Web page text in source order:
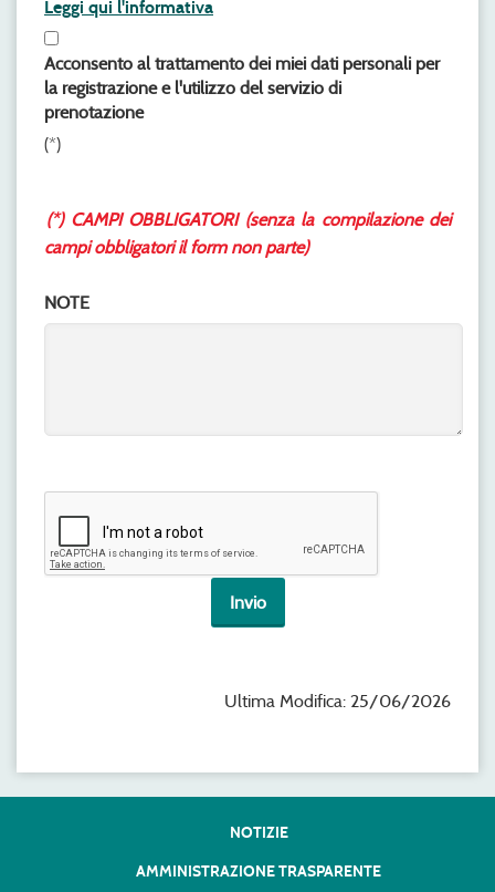
Leggi qui l'informativa
Acconsento al trattamento dei miei dati personali per
la registrazione e l'utilizzo del servizio di
prenotazione
(*)
(*) CAMPI OBBLIGATORI (senza la compilazione dei
campi obbligatori il form non parte)
NOTE
Ultima Modifica: 25/06/2026
NOTIZIE
AMMINISTRAZIONE TRASPARENTE